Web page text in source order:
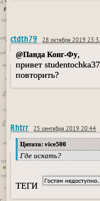
ctdth79 28 октября 2019
@Панда Конг-Фу,
привет
повторить?
Rhtrr 25 сентября 2019 20:44
Цитата: vice500
Где искать?
ТЕГИ